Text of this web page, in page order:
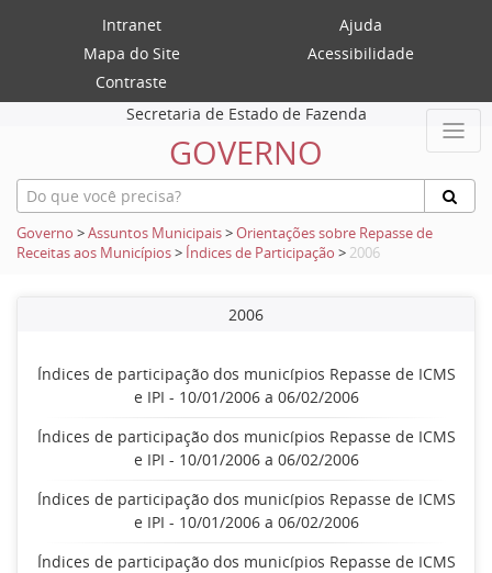
Intranet
Ajuda
Mapa do Site
Acessibilidade
Contraste
Secretaria de Estado de Fazenda
GOVERNO
Governo >Assuntos Municipais>Orientações sobre Repasse de
Receitas aos Municípios> Índices de Participação > 2006
2006
Índices de participação dos municípios Repasse de ICMS
e IPI - 10/01/2006 a 06/02/2006
Índices de participação dos municípios Repasse de ICMS
e IPI - 10/01/2006 a 06/02/2006
Índices de participação dos municípios Repasse de ICMS
e IPI - 10/01/2006 a 06/02/2006
Índices de participação dos municípios Repasse de ICMS